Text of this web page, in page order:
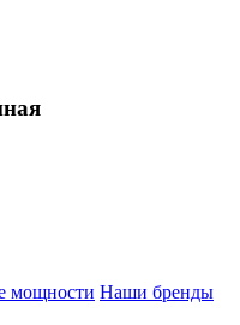
мощности Наши бренды